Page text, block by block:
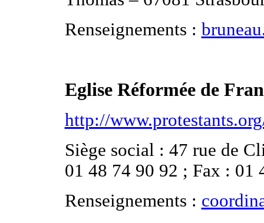
Renseignements :
Eglise Réformée de
http://
Siège social : 47 rue de
01 48 74 90 92 ; Fax : 01
Renseignements :